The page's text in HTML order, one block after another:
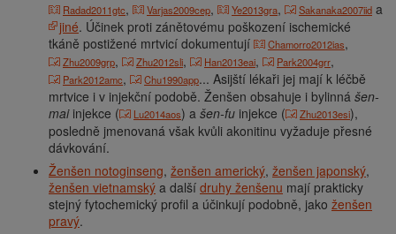
Radad2011gtc, Varjas2009cep, Ye2013gra, Sakanaka2007iid a
jiné. Účinek proti zánětovému poškození ischemické
tkáně postižené mrtvicí dokumentují
Chamorro2012ias,
Zhu2009grp, Zhu2012sli, Han2013eai, Park2004grr,
Park2012amc, Chu1990app... Asijští lékaři jej mají k léčbě
mrtvice i v injekční podobě. Ženšen obsahuje i bylinná šen-
maiinjekce ( Lu2014aos) a šen-fu injekce ( Zhu2013esi),
posledně jmenovaná však kvůli akonitinu vyžaduje přesné
dávkování.
Ženšen notoginseng, ženšen americký, ženšen japonský,
ženšen vietnamský a další druhy ženšenu mají prakticky
stejný fytochemický profil a účinkují podobně, jako ženšen
pravý.